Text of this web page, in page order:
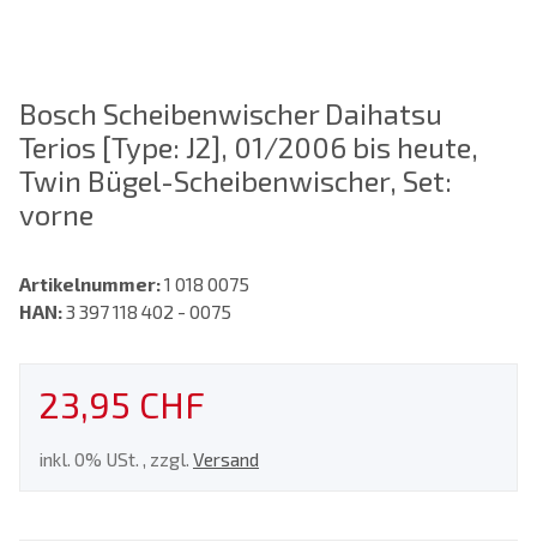
Bosch Scheibenwischer Daihatsu
Terios [Type: J2], 01/2006 bis heute,
Twin Bügel-Scheibenwischer, Set:
vorne
Artikelnummer:1 018 0075
HAN:3 397 118 402 - 0075
23,95 CHF
inkl. 0% USt. , zzgl. Versand